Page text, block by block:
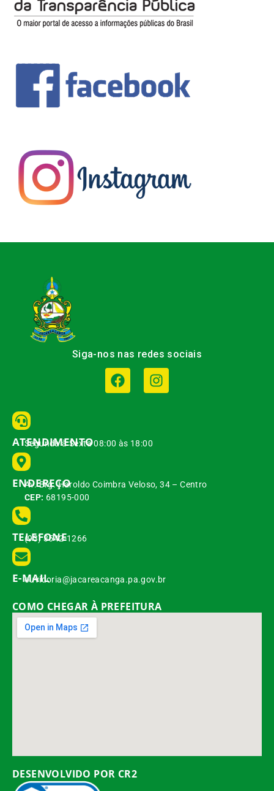
Siga-nos nas redes sociais
ATENDIMENTO
Segunda à Sexta 08:00 às 18:00
ENDEREÇO
Av. Brg. Haroldo Coimbra Veloso, 34 – Centro
CEP: 68195-000
TELEFONE
(93) 3542-1266
E-MAIL
ouvidoria@jacareacanga.pa.gov.br
COMO CHEGAR À PREFEITURA
DESENVOLVIDO POR CR2